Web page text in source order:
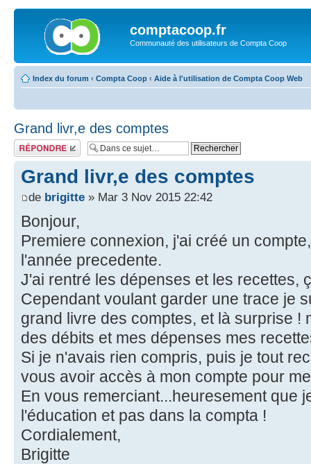
comptacoop.fr
Communauté des utilisateurs de Compta Coop
Index du forum ‹ Compta Coop ‹ Aide à l'utilisation de Compta Coop Web
Grand livr,e des comptes
Répondre
Grand livr,e des comptes
de brigitte » Mar 3 Nov 2015 22:42
Bonjour,
Premiere connexion, j'ai créé un
l'année precedente.
J'ai rentré les dépenses et les recettes,
Cependant voulant garder une trace je
grand livre des comptes, et là surprise !
des débits et mes dépenses mes
Si je n'avais rien compris, puis je tout
vous avoir accès à mon compte pour
En vous remerciant...heuresement que
l'éducation et pas dans la compta !
Cordialement,
Brigitte